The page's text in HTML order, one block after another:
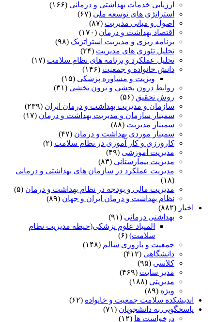
ارزیابی خدمات بهداشتی و درمانی (۱۶۶)
استراتژی های توسعه ملی (۶۷)
اصول و مبانی مدیریت (۸۷)
اقتصاد بهداشت و درمان (۱۷۰)
برنامه ریزی و مدیریت استراتژیک (۹۸)
تحلیل تئوری های مدیریت (۲۴)
تحلیل عملکرد و برنامه های نظام سلامت (۱۷)
دانش خانواده و جمعیت (۱۴۶)
ویزیت و مشاوره پزشکی (۱۵)
روابط درون بخشی و برون بخشی (۳۱)
روش تحقیق (۵۶)
سازمان و مدیریت بهداشت و درمان ایران (۲۳۹)
سمینار سازمان و مدیریت بهداشت و درمان (۱۷)
سمینار مدیریت (۸۸)
سمینار موردی بهداشت و درمان (۴۷)
کارورزی و کار آموزی در نظام سلامت (۲)
مدیریت آموزشی (۴۹)
مدیریت بیمارستانی (۸۳)
مدیریت عملکرد در سازمان های بهداشتی و درمانی
(۱۸)
مدیریت مالی و بودجه در نظام بهداشت و درمان (۵)
نظام بهداشت و درمان ایران و جهان (۸۹)
اخبار (۸۸۲)
بهداشتی درمانی (۹۱)
المپیاد علوم پزشکی(حیطه مدیریت نظام
سلامت) (۶)
جمعیت و باروری سالم (۱۴۸)
دانشگاهی (۴۱۲)
کلاسی (۹۵)
مدیر سایت (۴۶۹)
مدیریتی (۱۸۸)
ویژه (۸۹)
اندیشکده سلامت جمعیت و خانواده (۶۲)
پاسخگویی به دانشجویان (۷۱)
درخواست ها (۱۲)